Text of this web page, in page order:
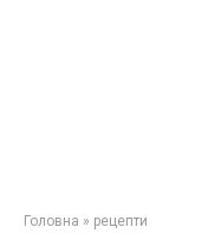
Головна » рецепти